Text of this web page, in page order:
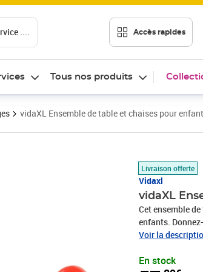
.... Accès rapides
Tous nos produits
vidaXL Ensemble de table et chaises pour
Livraison offerte
Vidaxl
vidaXL
Cet ensemble
enfants.
puzzles et lire.
beaucoup
Voir la
En stock
Prix 57,89€